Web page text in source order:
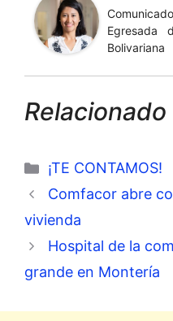
Egresada
Bolivariana
Relacionado
Categorías
¡TE CONTAMOS!
Comfacor abre
vivienda
Hospital de la
grande en Montería